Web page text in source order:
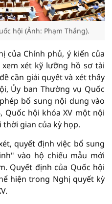
hội (Ảnh: Phạm Thắng).
của Chính phủ, ý kiến của
xét kỹ lưỡng hồ sơ tài
cần giải quyết và xét thấy
Ủy ban Thường vụ Quốc
bổ sung nội dung vào
hội khóa XV một nội
gian của kỳ họp.
quyết định việc bổ sung
vào hộ chiếu mẫu mới
Quyết định của Quốc hội
hiện trong Nghị quyết kỳ